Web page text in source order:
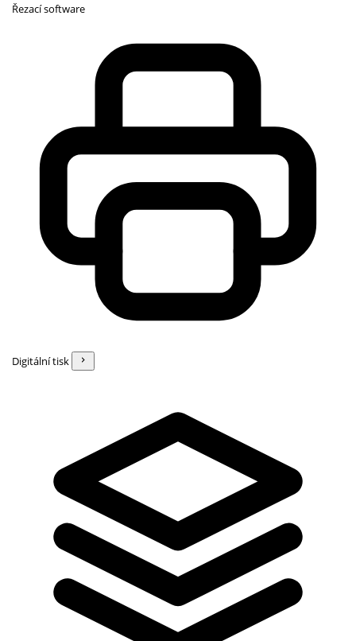
Řezací software
Digitální tisk